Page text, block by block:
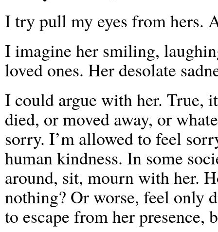
I try pull my eyes from hers.
I imagine her smiling,
loved ones. Her desolate
I could argue with her. True,
died, or moved away, or
sorry. I’m allowed to feel
human kindness. In some
around, sit, mourn with her.
nothing? Or worse, feel only
to escape from her presence,